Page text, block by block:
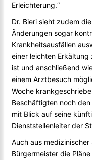
Erleichterung.“
Dr. Bieri sieht zudem
Änderungen sogar
Krankheitsausfällen
einer leichten
ist und anschließend
einem Arztbesuch
Woche
Beschäftigten noch den
mit Blick auf seine
Dienststellenleiter der
Auch aus
Bürgermeister die